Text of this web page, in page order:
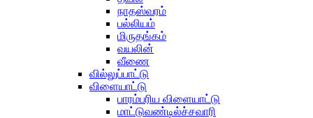
நாதஸ்வரம்
பல்லியம்
மிருதங்கம்
வயலின்
வீணை
வில்லுப்பாட்டு
விளையாட்டு
பாரம்பரிய விளையாட்டு
மாட்டுவண்டில்ச்சவாரி